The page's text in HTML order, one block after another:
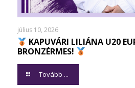
július 10, 2026
KAPUVÁRI LILIÁNA U20
BRONZÉRMES!
Tovább ...